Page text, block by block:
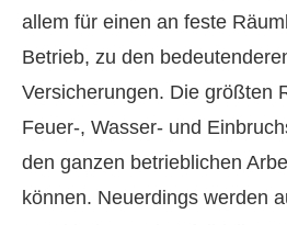
allem für einen an feste
Betrieb, zu den
Versicherungen. Die größten
Feuer-, Wasser- und
den ganzen betrieblichen
können. Neuerdings werden